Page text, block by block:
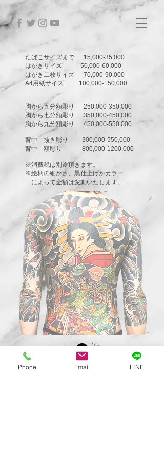
たばこサイズまで 15,000-35,000
はがきサイズ 50,000-60,000
はがき二枚サイズ 70,000-90,000
A4用紙サイズ 100,000-150,000
胸から五分額彫り 250,000-350,000
胸から七分額彫り 350,000-450,000
胸から九分額彫り 450,000-550,000
背中 抜き彫り 300,000-550,000
背中 額彫り 800,000-1200,000
※消費税は別途頂きます。
※絵柄の細かさ、黒仕上げかカラー
によって金額は変動いたします。
Phone Email LINE